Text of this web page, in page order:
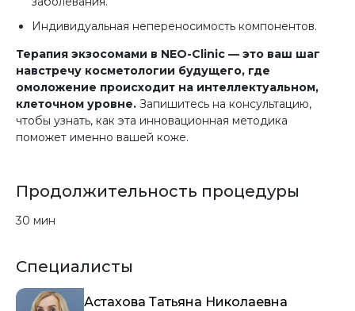
Индивидуальная непереносимость компонентов.
Терапия экзосомами в NEO-Clinic — это ваш шаг
навстречу косметологии будущего, где
омоложение происходит на интеллектуальном,
клеточном уровне. Запишитесь на консультацию,
чтобы узнать, как эта инновационная методика
поможет именно вашей коже.
Продолжительность процедуры
30 мин
Специалисты
Астахова Татьяна Николаевна